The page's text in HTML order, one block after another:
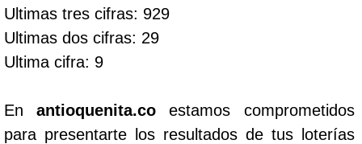
Ultimas tres cifras: 929
Ultimas dos cifras: 29
Ultima cifra: 9
Enantioquenita.co estamos comprometidos
para presentarte los resultados de tus loterías